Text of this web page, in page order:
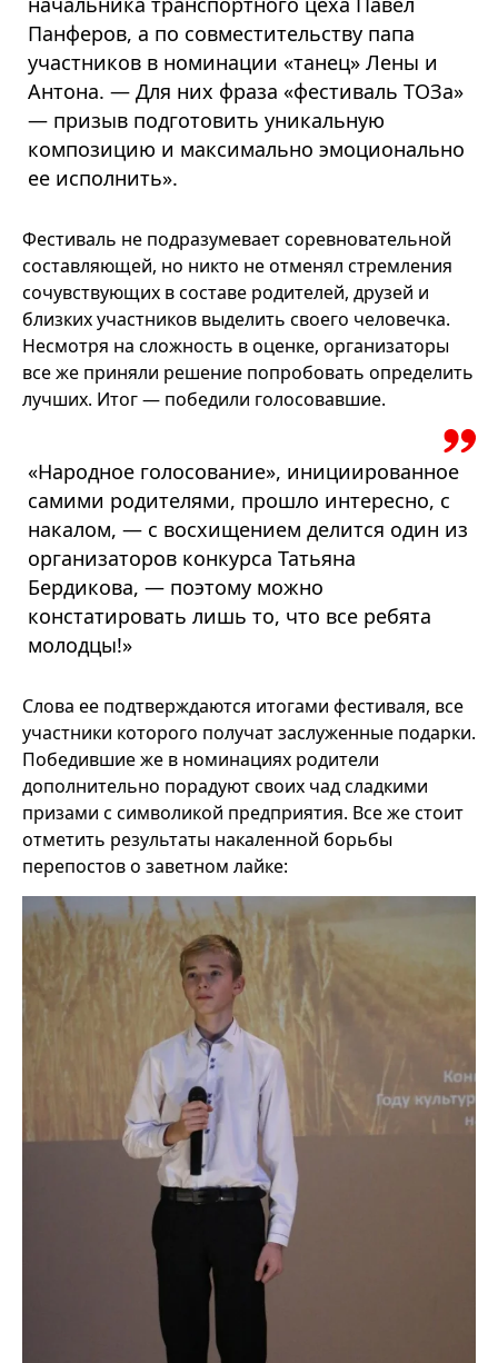
Панферов, а по совместительству папа
участников в номинации «танец» Лены и
Антона. — Для них фраза «фестиваль ТОЗа»
— призыв подготовить уникальную
композицию и максимально эмоционально
ее исполнить».
Фестиваль не подразумевает соревновательной
составляющей, но никто не отменял стремления
сочувствующих в составе родителей, друзей и
близких участников выделить своего человечка.
Несмотря на сложность в оценке, организаторы
все же приняли решение попробовать определить
лучших. Итог — победили голосовавшие.
«Народное голосование», инициированное
самими родителями, прошло интересно, с
накалом, — с восхищением делится один из
организаторов конкурса Татьяна
Бердикова, — поэтому можно
констатировать лишь то, что все ребята
молодцы!»
Слова ее подтверждаются итогами фестиваля, все
участники которого получат заслуженные подарки.
Победившие же в номинациях родители
дополнительно порадуют своих чад сладкими
призами с символикой предприятия. Все же стоит
отметить результаты накаленной борьбы
перепостов о заветном лайке: